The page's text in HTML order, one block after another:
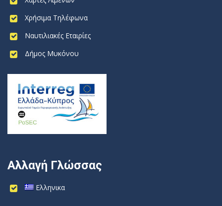
Χρήσιμα Τηλέφωνα
Ναυτιλιακές Εταιρίες
Δήμος Μυκόνου
Αλλαγή Γλώσσας
Ελληνικα